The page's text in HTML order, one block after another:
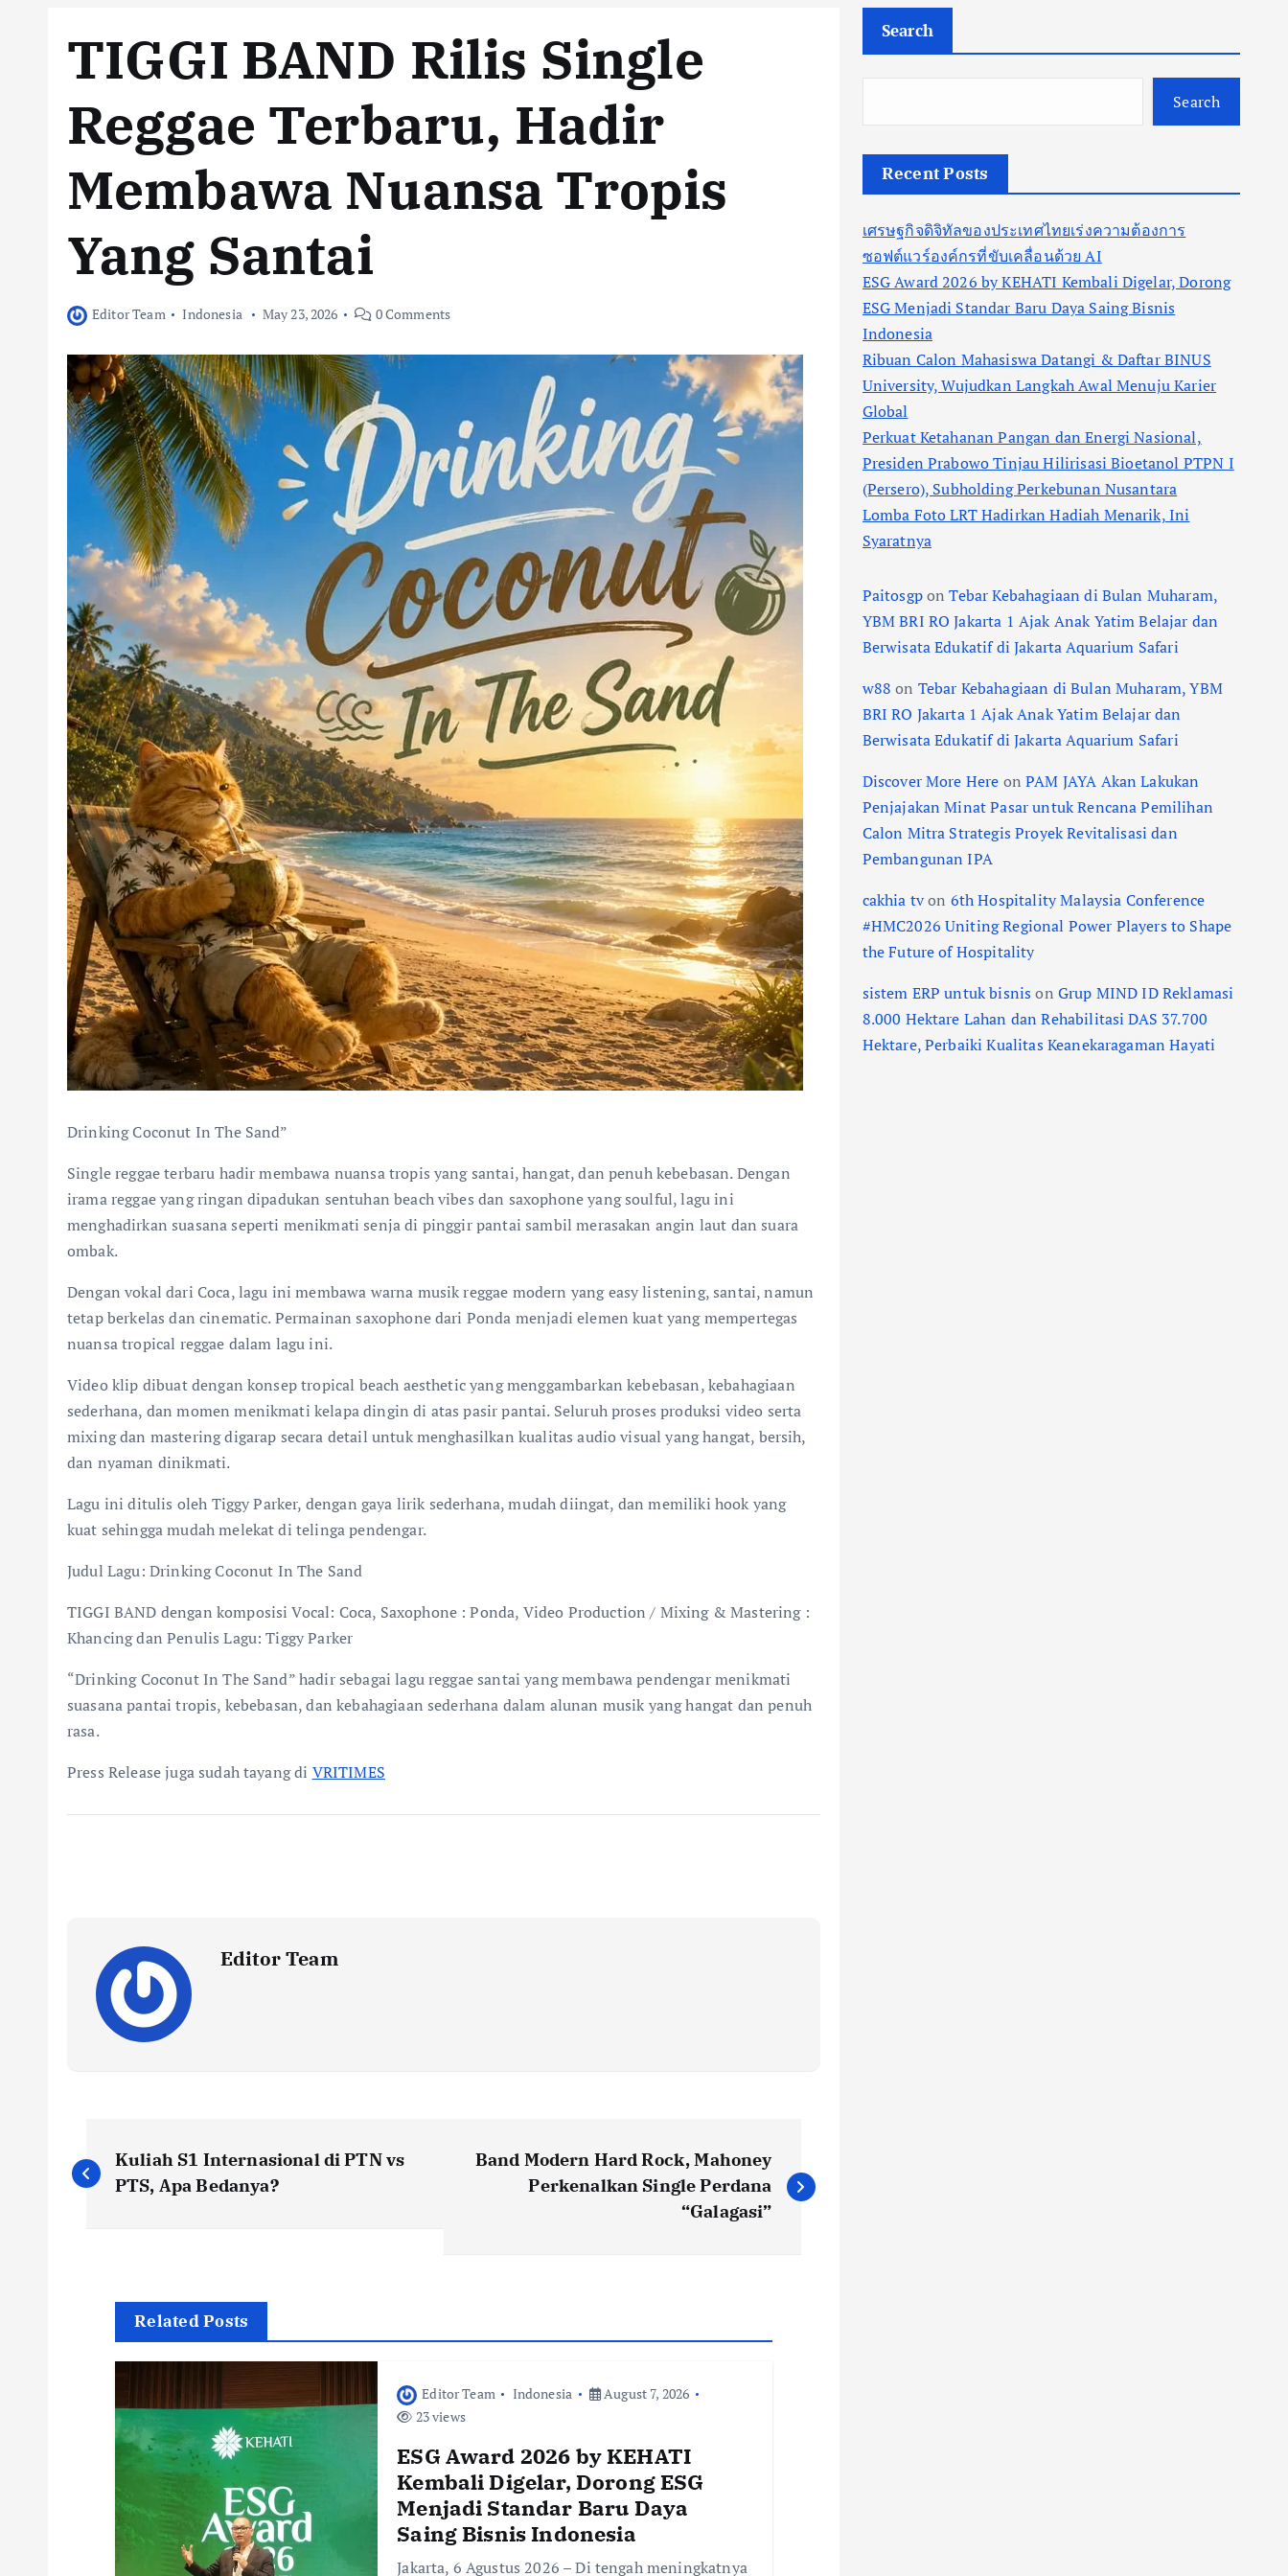
TIGGI BAND Rilis Single
Reggae Terbaru, Hadir
Membawa Nuansa Tropis
Yang Santai
Editor Team Indonesia May 23, 2026 0 Comments
Drinking Coconut In The Sand”
Single reggae terbaru hadir membawa nuansa tropis yang santai, hangat, dan penuh kebebasan. Dengan
irama reggae yang ringan dipadukan sentuhan beach vibes dan saxophone yang soulful, lagu ini
menghadirkan suasana seperti menikmati senja di pinggir pantai sambil merasakan angin laut dan suara
ombak.
Dengan vokal dari Coca, lagu ini membawa warna musik reggae modern yang easy listening, santai, namun
tetap berkelas dan cinematic. Permainan saxophone dari Ponda menjadi elemen kuat yang mempertegas
nuansa tropical reggae dalam lagu ini.
Video klip dibuat dengan konsep tropical beach aesthetic yang menggambarkan kebebasan, kebahagiaan
sederhana, dan momen menikmati kelapa dingin di atas pasir pantai. Seluruh proses produksi video serta
mixing dan mastering digarap secara detail untuk menghasilkan kualitas audio visual yang hangat, bersih,
dan nyaman dinikmati.
Lagu ini ditulis oleh Tiggy Parker, dengan gaya lirik sederhana, mudah diingat, dan memiliki hook yang
kuat sehingga mudah melekat di telinga pendengar.
Judul Lagu: Drinking Coconut In The Sand
TIGGI BAND dengan komposisi Vocal: Coca, Saxophone : Ponda, Video Production / Mixing & Mastering :
Khancing dan Penulis Lagu: Tiggy Parker
“Drinking Coconut In The Sand” hadir sebagai lagu reggae santai yang membawa pendengar menikmati
suasana pantai tropis, kebebasan, dan kebahagiaan sederhana dalam alunan musik yang hangat dan penuh
rasa.
Press Release juga sudah tayang di VRITIMES
Editor Team
P
o
Kuliah S1 Internasional di PTN vs
PTS, Apa Bedanya?
Band Modern Hard Rock, Mahoney
Perkenalkan Single Perdana
“Galagasi”
Related Posts
Editor Team Indonesia
August 7, 2026
23 views
ESG Award 2026 by KEHATI
Kembali Digelar, Dorong ESG
Menjadi Standar Baru Daya
Saing Bisnis Indonesia
Jakarta, 6 Agustus 2026 – Di tengah meningkatnya
Search
Search
Recent Posts
เศรษฐกิจดิจิทัลของประเทศไทยเร่งความต้องการ
ซอฟต์แวร์องค์กรที่ขับเคลื่อนด้วย AI
ESG Award 2026 by KEHATI Kembali Digelar, Dorong
ESG Menjadi Standar Baru Daya Saing Bisnis
Indonesia
Ribuan Calon Mahasiswa Datangi & Daftar BINUS
University, Wujudkan Langkah Awal Menuju Karier
Global
Perkuat Ketahanan Pangan dan Energi Nasional,
Presiden Prabowo Tinjau Hilirisasi Bioetanol PTPN I
(Persero), Subholding Perkebunan Nusantara
Lomba Foto LRT Hadirkan Hadiah Menarik, Ini
Syaratnya
PaitosgponTebar Kebahagiaan di Bulan Muharam,
YBM BRI RO Jakarta 1 Ajak Anak Yatim Belajar dan
Berwisata Edukatif di Jakarta Aquarium Safari
w88 on Tebar Kebahagiaan di Bulan Muharam, YBM
BRI RO Jakarta 1 Ajak Anak Yatim Belajar dan
Berwisata Edukatif di Jakarta Aquarium Safari
Discover More Here onPAM JAYA Akan Lakukan
Penjajakan Minat Pasar untuk Rencana Pemilihan
Calon Mitra Strategis Proyek Revitalisasi dan
Pembangunan IPA
cakhia tvon 6th Hospitality Malaysia Conference
#HMC2026 Uniting Regional Power Players to Shape
the Future of Hospitality
sistem ERP untuk bisnison Grup MIND ID Reklamasi
8.000 Hektare Lahan dan Rehabilitasi DAS 37.700
Hektare, Perbaiki Kualitas Keanekaragaman Hayati